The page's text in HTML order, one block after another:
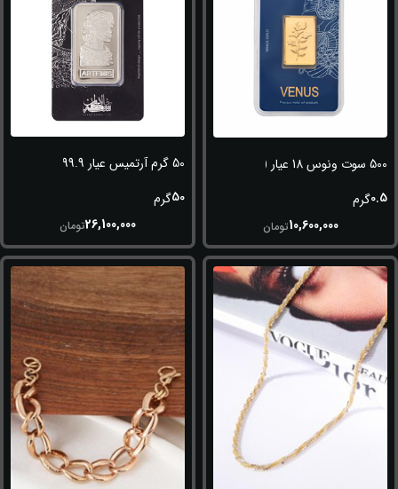
500 سوت ونوس 18 عیار (750)
0.5گرم
10,600,000تومان
50 گرم آرتمیس عیار 999.9
50گرم
26,100,000تومان